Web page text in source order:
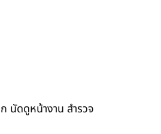
นัดดูหน้างาน สำรวจ